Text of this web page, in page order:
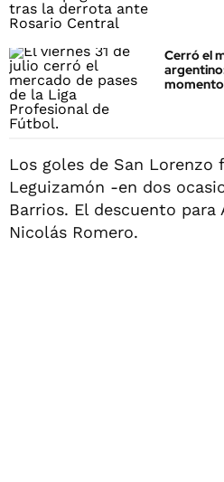
Cerró el
Los goles de San Lorenzo
Leguizamón -en dos
Barrios. El descuento
Nicolás Romero.